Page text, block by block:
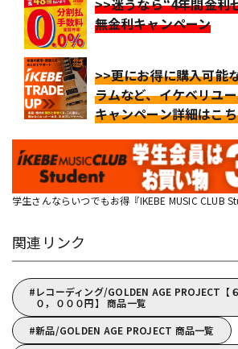
>>迷うなら“4年間金利
無金利キャンペーン
>>更にお得に購入可能
ラムなど、イケベリユ
キャンペーン詳細はこ
学生さんならいつでもお得『IKEBE MUSIC CLUB
関連リンク
レコーディング/GOLDEN AGE PROJECT【
０，０００円】 商品一覧
新品/GOLDEN AGE PROJECT 商品一覧